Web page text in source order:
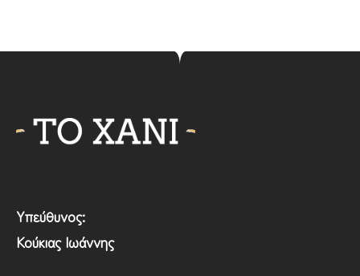
Υπεύθυνος:
Κούκιας Ιωάννης